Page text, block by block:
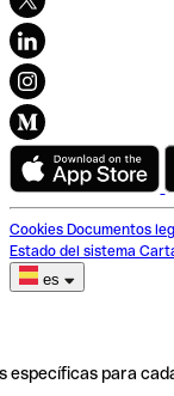
Cookies Documentos
Estado del sistema
es
específicas para